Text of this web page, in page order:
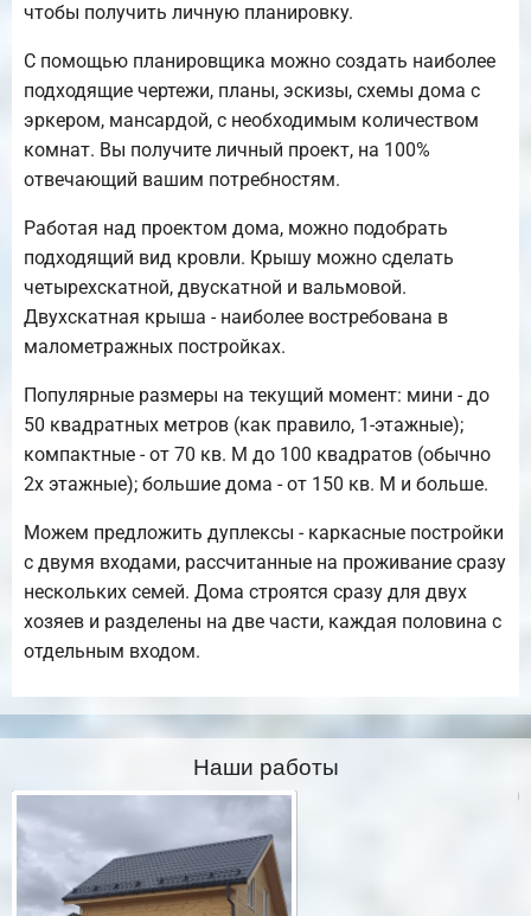
чтобы получить личную планировку.
С помощью планировщика можно создать наиболее
подходящие чертежи, планы, эскизы, схемы дома с
эркером, мансардой, с необходимым количеством
комнат. Вы получите личный проект, на 100%
отвечающий вашим потребностям.
Работая над проектом дома, можно подобрать
подходящий вид кровли. Крышу можно сделать
четырехскатной, двускатной и вальмовой.
Двухскатная крыша - наиболее востребована в
малометражных постройках.
Популярные размеры на текущий момент: мини - до
50 квадратных метров (как правило, 1-этажные);
компактные - от 70 кв. М до 100 квадратов (обычно
2х этажные); большие дома - от 150 кв. М и больше.
Можем предложить дуплексы - каркасные постройки
с двумя входами, рассчитанные на проживание сразу
нескольких семей. Дома строятся сразу для двух
хозяев и разделены на две части, каждая половина с
отдельным входом.
Наши работы